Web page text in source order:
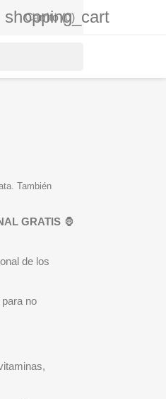
shopping_cart
Carrito (0)
También
GRATIS 🦍
de los
no